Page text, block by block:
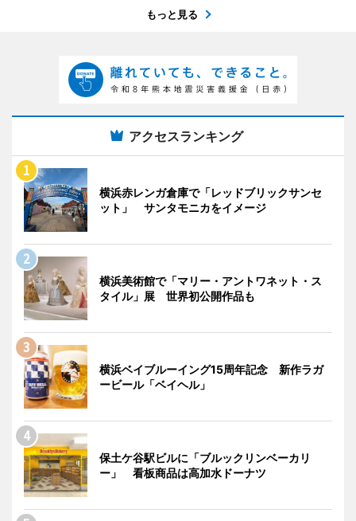
もっと見る
アクセスランキング
横浜赤レンガ倉庫で「レッドブリックサンセ
ット」 サンタモニカをイメージ
横浜美術館で「マリー・アントワネット・ス
タイル」展 世界初公開作品も
横浜ベイブルーイング15周年記念 新作ラガ
ービール「ベイヘル」
保土ケ谷駅ビルに「ブルックリンベーカリ
ー」 看板商品は高加水ドーナツ